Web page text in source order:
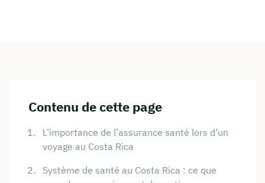
Contenu de cette page
L’importance de l’assurance santé lors d’un
voyage au Costa Rica
Système de santé au Costa Rica : ce que